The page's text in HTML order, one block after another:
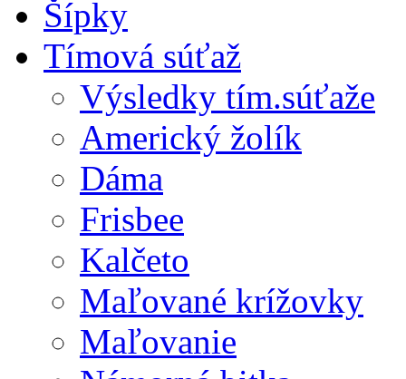
Šípky
Tímová súťaž
Výsledky tím.súťaže
Americký žolík
Dáma
Frisbee
Kalčeto
Maľované krížovky
Maľovanie